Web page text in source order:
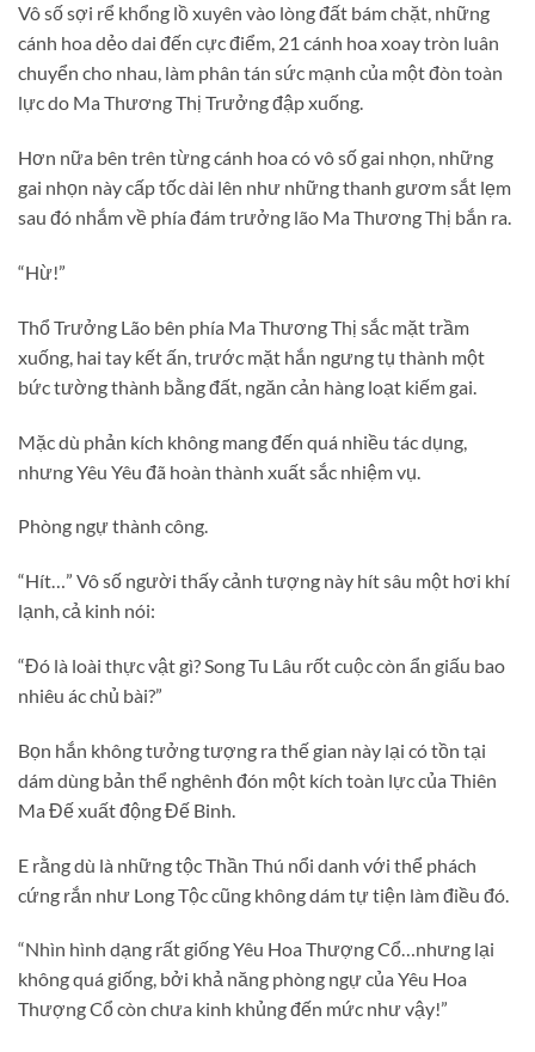
Vô số sợi rể khổng lồ xuyên vào lòng đất bám chặt, những
cánh hoa dẻo dai đến cực điểm, 21 cánh hoa xoay tròn luân
chuyển cho nhau, làm phân tán sức mạnh của một đòn toàn
lực do Ma Thương Thị Trưởng đập xuống.
Hơn nữa bên trên từng cánh hoa có vô số gai nhọn, những
gai nhọn này cấp tốc dài lên như những thanh gươm sắt lẹm
sau đó nhắm về phía đám trưởng lão Ma Thương Thị bắn ra.
“Hừ!”
Thổ Trưởng Lão bên phía Ma Thương Thị sắc mặt trầm
xuống, hai tay kết ấn, trước mặt hắn ngưng tụ thành một
bức tường thành bằng đất, ngăn cản hàng loạt kiếm gai.
Mặc dù phản kích không mang đến quá nhiều tác dụng,
nhưng Yêu Yêu đã hoàn thành xuất sắc nhiệm vụ.
Phòng ngự thành công.
“Hít…” Vô số người thấy cảnh tượng này hít sâu một hơi khí
lạnh, cả kinh nói:
“Đó là loài thực vật gì? Song Tu Lâu rốt cuộc còn ẩn giấu bao
nhiêu ác chủ bài?”
Bọn hắn không tưởng tượng ra thế gian này lại có tồn tại
dám dùng bản thể nghênh đón một kích toàn lực của Thiên
Ma Đế xuất động Đế Binh.
E rằng dù là những tộc Thần Thú nổi danh với thể phách
cứng rắn như Long Tộc cũng không dám tự tiện làm điều đó.
“Nhìn hình dạng rất giống Yêu Hoa Thượng Cổ…nhưng lại
không quá giống, bởi khả năng phòng ngự của Yêu Hoa
Thượng Cổ còn chưa kinh khủng đến mức như vậy!”